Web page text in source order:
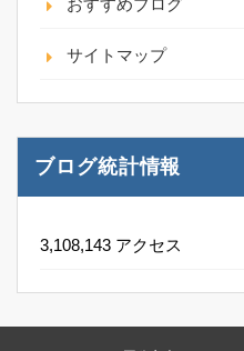
サイトマップ
ブログ統計情報
3,108,143 アクセス